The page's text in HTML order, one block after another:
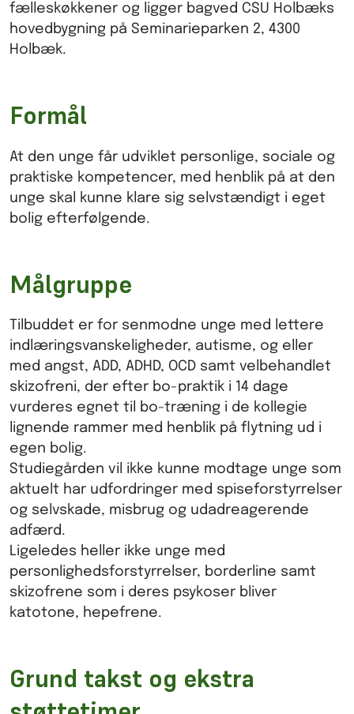
fælleskøkkener og ligger bagved CSU Holbæks
hovedbygning på Seminarieparken 2, 4300
Holbæk.
Formål
At den unge får udviklet personlige, sociale og
praktiske kompetencer, med henblik på at den
unge skal kunne klare sig selvstændigt i eget
bolig efterfølgende.
Målgruppe
Tilbuddet er for senmodne unge med lettere
indlæringsvanskeligheder, autisme, og eller
med angst, ADD, ADHD, OCD samt velbehandlet
skizofreni, der efter bo-praktik i 14 dage
vurderes egnet til bo-træning i de kollegie
lignende rammer med henblik på flytning ud i
egen bolig.
Studiegården vil ikke kunne modtage unge som
aktuelt har udfordringer med spiseforstyrrelser
og selvskade, misbrug og udadreagerende
adfærd.
Ligeledes heller ikke unge med
personlighedsforstyrrelser, borderline samt
skizofrene som i deres psykoser bliver
katotone, hepefrene.
Grund takst og ekstra